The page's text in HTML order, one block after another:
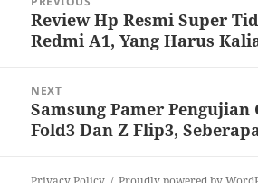
navigation
Previous
post:
Review Hp Resmi Super
Redmi A1, Yang Harus
NEXT
Next
post:
Samsung Pamer Pengujian
Fold3 Dan Z Flip3,